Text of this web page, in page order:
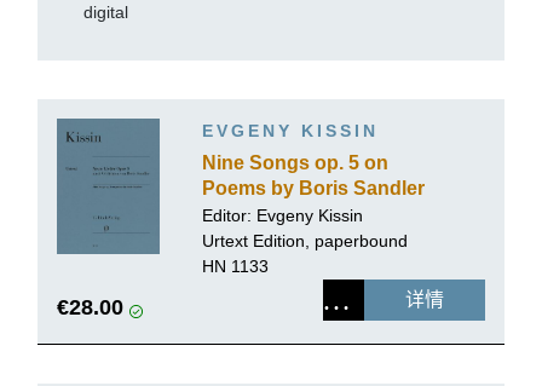
digital
EVGENY KISSIN
Nine Songs op. 5 on
Poems by Boris Sandler
Editor: Evgeny Kissin
Urtext Edition, paperbound
HN 1133
€28.00 详情